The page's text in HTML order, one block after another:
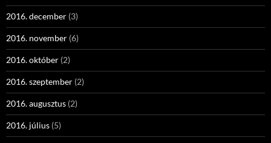
2016. december (3)
2016. november (6)
2016. október (2)
2016. szeptember (2)
2016. augusztus (2)
2016. július (5)